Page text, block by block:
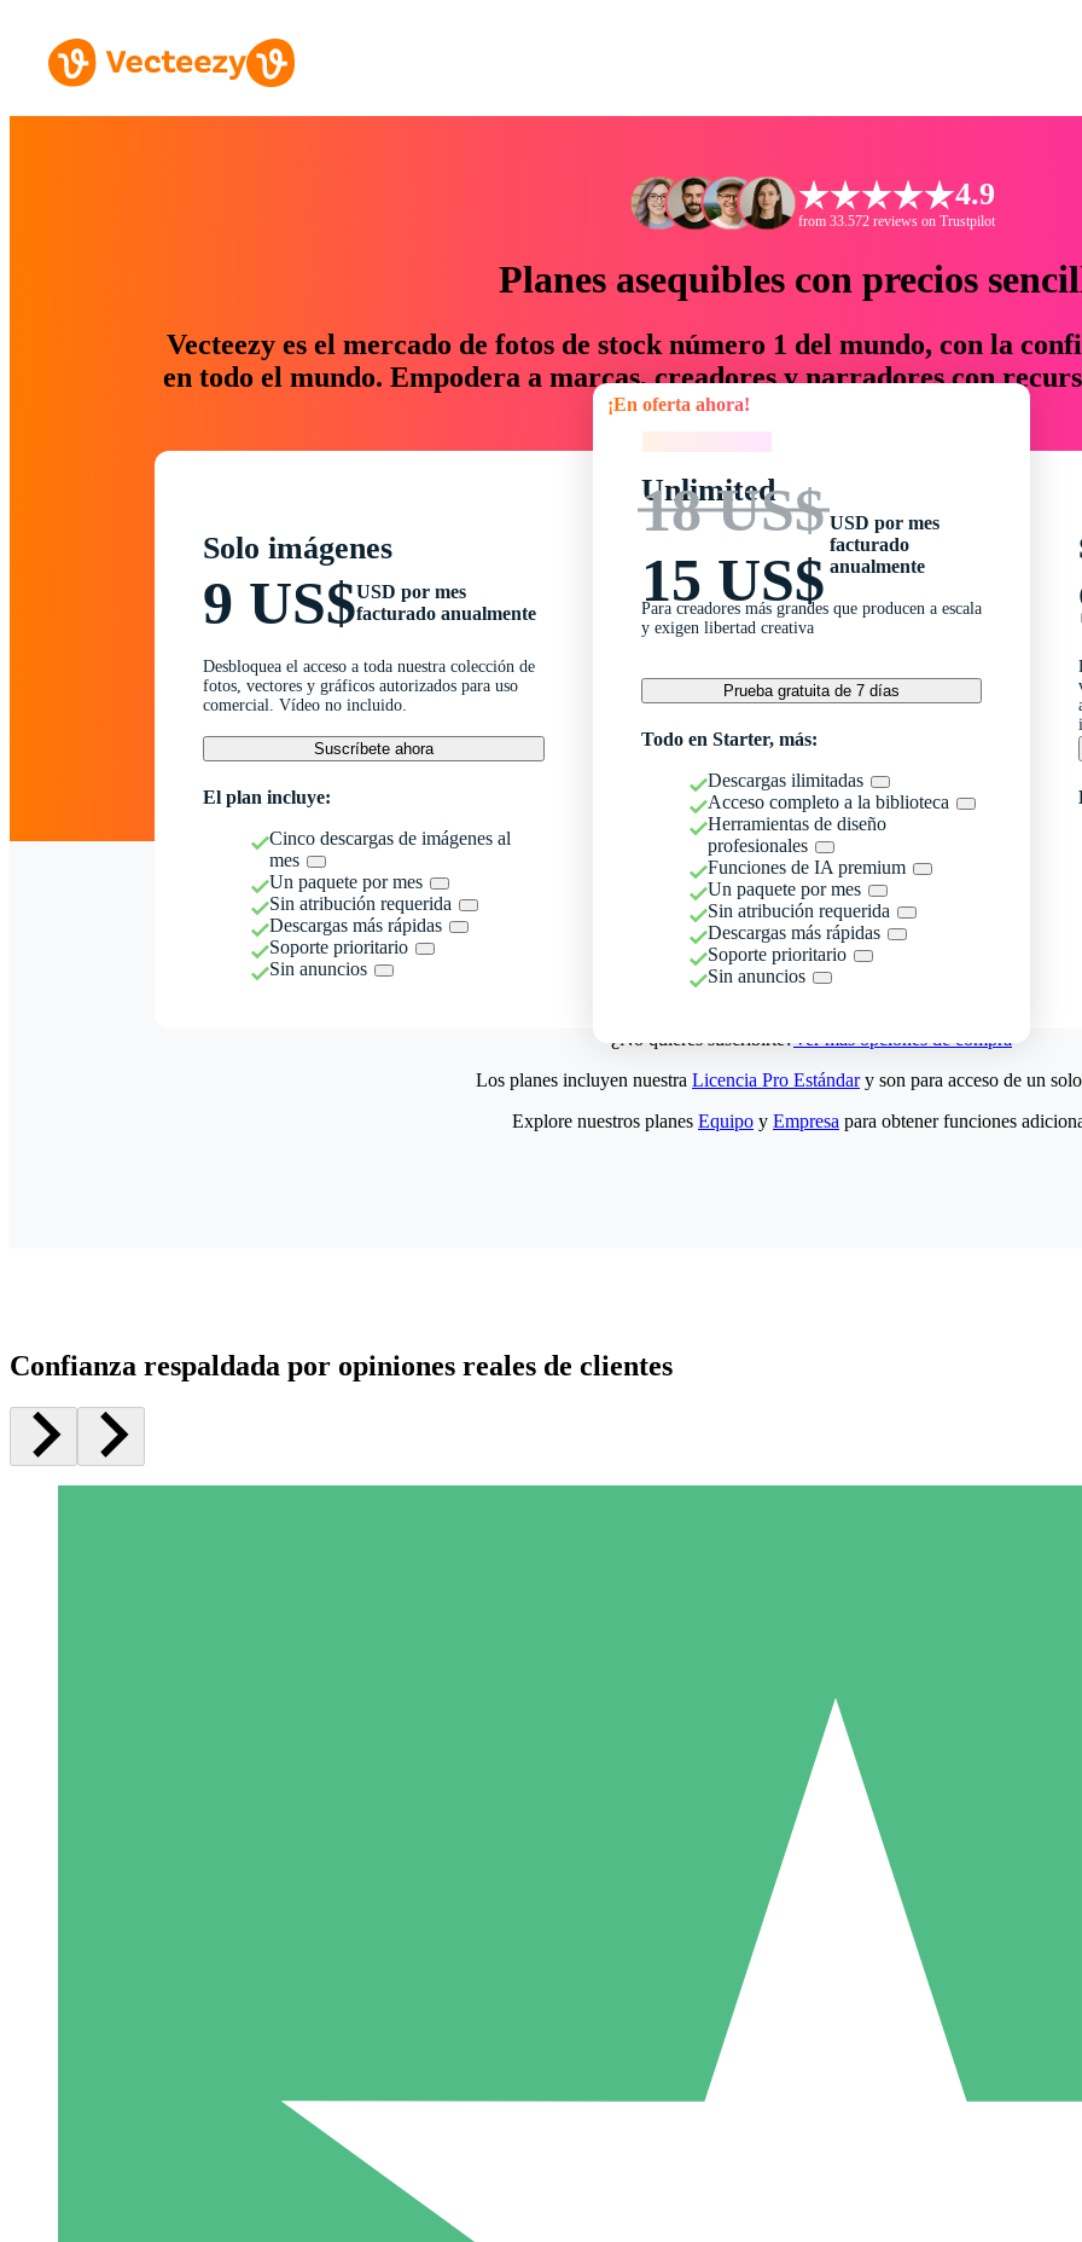
4.9
from 33.572 reviews on Trustpilot
Planes asequibles con precios
Vecteezy es el mercado de fotos de stock número 1 del mundo, con la
en todo el mundo. Empodera a marcas, creadores y narradores con
un 76 % en tiempo y presupuesto.
Solo imágenes
9 US$USD por mes
facturado anualmente
Desbloquea el acceso a toda nuestra colección de
fotos, vectores y gráficos autorizados para uso
comercial. Vídeo no incluido.
Suscríbete ahora
El plan incluye:
Cinco descargas de imágenes al
mes
Un paquete por mes
Sin atribución requerida
Descargas más rápidas
Soporte prioritario
Sin anuncios
¡En oferta ahora!
Unlimited
18 US$
15 US$
USD por mes
facturado
anualmente
Para creadores más grandes que producen a escala
y exigen libertad creativa
Prueba gratuita de 7 días
Todo en Starter, más:
Descargas ilimitadas
Acceso completo a la biblioteca
Herramientas de diseño
profesionales
Funciones de IA premium
Un paquete por mes
Sin atribución requerida
Descargas más rápidas
Soporte prioritario
Sin anuncios
¿No quieres suscribirte?Ver más opciones de compra
5 Descargas
15
Los planes incluyen nuestra Licencia Pro Estándary son para acceso de un
Explore nuestros planes Equipo y Empresa para obtener funciones
Confianza respaldada por opiniones reales de clientes